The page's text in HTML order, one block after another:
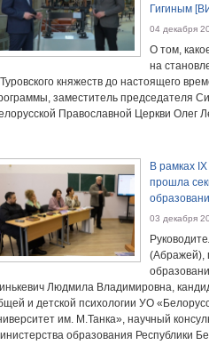
Гигиным
04 декабря
О том,
на
княжеств до настоящего
заместитель председателя
Православной Церкви Олег
В рамках
прошла
03 декабря
(Абражей),
Людмила Владимировна,
и детской психологии УО
им. М.Танка», научный
образования Республики